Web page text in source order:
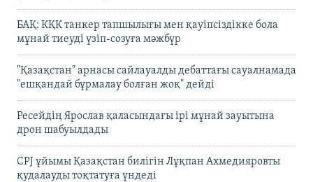
БАҚ: КҚК танкер тапшылығы мен қауіпсіздікке бола
мұнай тиеуді үзіп-созуға мәжбүр
"Қазақстан" арнасы сайлауалды дебаттағы сауалнамада
"ешқандай бұрмалау болған жоқ" дейді
Ресейдің Ярослав қаласындағы ірі мұнай зауытына
дрон шабуылдады
CPJ ұйымы Қазақстан билігін Лұқпан Ахмедияровты
қудалауды тоқтатуға үндеді